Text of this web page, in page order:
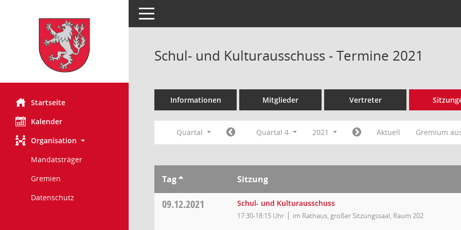
Startseite
Kalender
Organisation
Mandatsträger
Gremien
Datenschutz
Toggle navigation
Schul- und Kulturausschuss - Termine 2021
Informationen Mitglieder Vertreter
Quartal Quartal 4 2021 Aktuell Gremium
Tag Sitzung
09.12.2021 Schul- und Kulturausschuss
17:30-18:15 Uhr im Rathaus, großer Sitzungssaal, Raum 202